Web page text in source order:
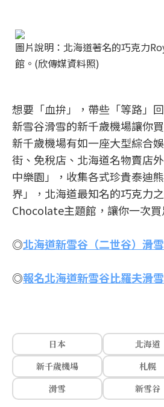
圖片說明：北海道著名的巧克力
館。(欣傳媒資料照)
想要「血拚」，帶些「等路」
新雪谷滑雪的新千歲機場讓你
新千歲機場有如一座大型綜合
街、免稅店、北海道名物賣店
中樂園」，收集各式珍貴泰迪
界」，北海道最知名的巧克力
Chocolate主題館，讓你一次買
◎北海道新雪谷（二世谷）滑
◎報名北海道新雪谷比羅夫滑
日本
北海道
新千歲機場
札幌
滑雪
新雪谷